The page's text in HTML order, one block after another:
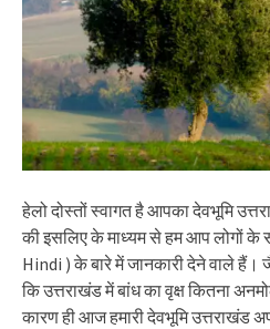
हेलो दोस्तों स्वागत है आपका देवभूमि
की इसलिए के माध्यम से हम आप लोगों के
Hindi ) के बारे में जानकारी देने वाले हैं।
कि उत्तराखंड में बांध का वृक्ष कितना
कारण ही आज हमारी देवभूमि उत्तराखंड